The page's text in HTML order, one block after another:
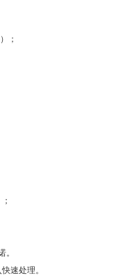
；
。
速处理。